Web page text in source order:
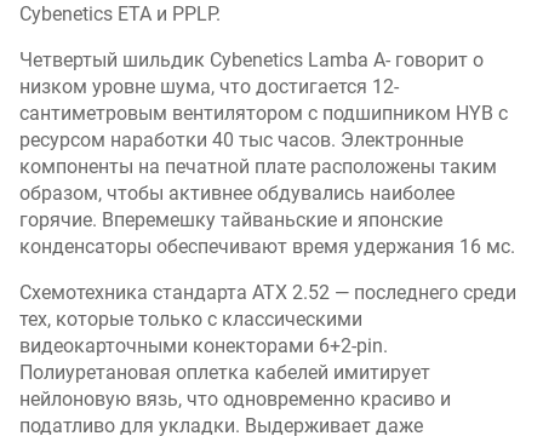
Cybenetics ETA и PPLP.
Четвертый шильдик Cybenetics Lamba A- говорит о
низком уровне шума, что достигается 12-
сантиметровым вентилятором с подшипником HYB с
ресурсом наработки 40 тыс часов. Электронные
компоненты на печатной плате расположены таким
образом, чтобы активнее обдувались наиболее
горячие. Вперемешку тайваньские и японские
конденсаторы обеспечивают время удержания 16 мс.
Схемотехника стандарта ATX 2.52 — последнего среди
тех, которые только с классическими
видеокарточными конекторами 6+2-pin.
Полиуретановая оплетка кабелей имитирует
нейлоновую вязь, что одновременно красиво и
податливо для укладки. Выдерживает даже